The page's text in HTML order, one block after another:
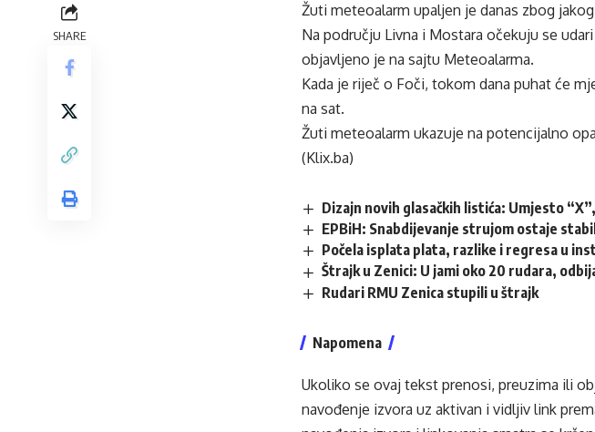
SHARE
Žuti meteoalarm upaljen je danas zbog
Na području Livna i Mostara očekuju se
objavljeno je na sajtu Meteoalarma.
Kada je riječ o Foči, tokom dana puhat će
na sat.
Žuti meteoalarm ukazuje na potencijalno
(Klix.ba)
Dizajn novih glasačkih listića: Umjesto
EPBiH: Snabdijevanje strujom ostaje
Počela isplata plata, razlike i regresa u
Štrajk u Zenici: U jami oko 20 rudara,
Rudari RMU Zenica stupili u štrajk
Napomena
Ukoliko se ovaj tekst prenosi, preuzima ili
navođenje izvora uz aktivan i vidljiv link